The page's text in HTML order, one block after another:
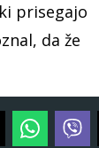
prisegajo
da že